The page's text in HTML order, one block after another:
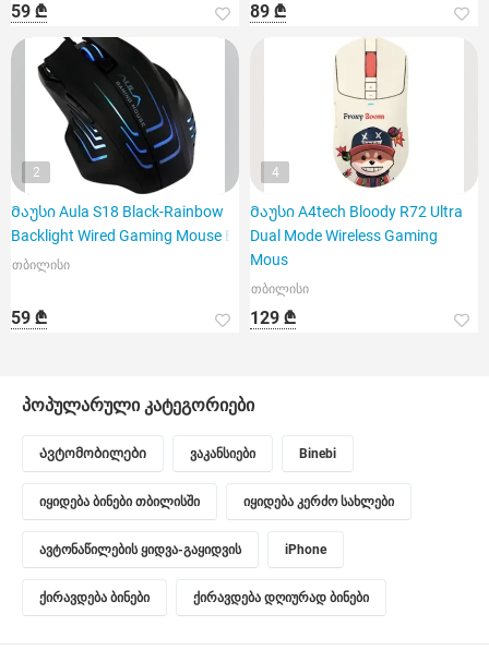
59 ₾ 89 ₾
2
Მაუსი Aula S18 Black-Rainbow
Backlight Wired Gaming Mouse Bl
თბილისი
59 ₾
4
Მაუსი A4tech Bloody R72 Ultra
Dual Mode Wireless Gaming
Mous
თბილისი
129 ₾
პოპულარული კატეგორიები
Ავტომობილები ვაკანსიები Binebi
იყიდება ბინები თბილისში იყიდება კერძო სახლები
ავტონაწილების ყიდვა-გაყიდვის iPhone
ქირავდება ბინები ქირავდება დღიურად ბინები